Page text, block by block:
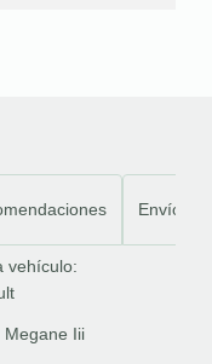
Envíos
vehículo:
Megane Iii